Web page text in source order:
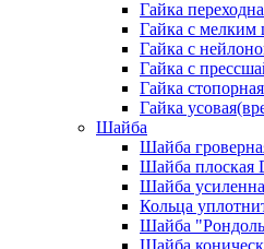
Гайка
Гайка с мелким
Гайка с
Гайка с
Гайка
Гайка
Шайба
Шайба
Шайба плоская
Шайба
Кольца
Шайба
Шайба